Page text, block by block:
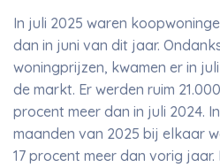
In juli 2025 waren
dan in juni van dit jaar.
woningprijzen, kwamen er in
de markt. Er werden ruim
procent meer dan in juli 2024.
maanden van 2025 bij elkaar
17 procent meer dan vorig